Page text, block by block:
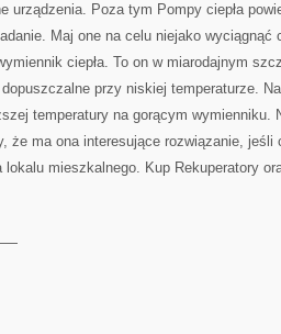
urządzenia. Poza tym Pompy ciepła
Maj one na celu niejako wyciągnąć
ciepła. To on w miarodajnym
przy niskiej temperaturze.
temperatury na gorącym wymienniku.
że ma ona interesujące rozwiązanie,
mieszkalnego. Kup Rekuperatory